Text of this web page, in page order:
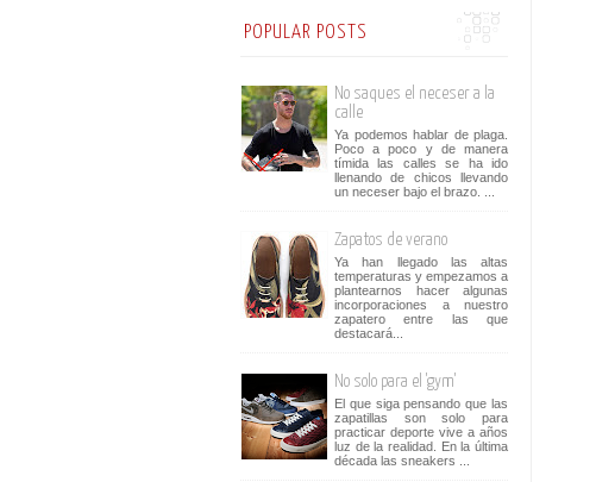
POPULAR POSTS
No saques el neceser a la
calle
Ya podemos hablar de plaga.
Poco a poco y de manera
tímida las calles se ha ido
llenando de chicos llevando
un neceser bajo el brazo. ...
Zapatos de verano
Ya han llegado las altas
temperaturas y empezamos a
plantearnos hacer algunas
incorporaciones a nuestro
zapatero entre las que
destacará...
No solo para el 'gym'
El que siga pensando que las
zapatillas son solo para
practicar deporte vive a años
luz de la realidad. En la última
década las sneakers ...